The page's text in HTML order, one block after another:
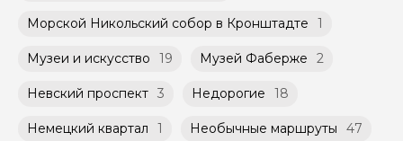
Морской Никольский собор в Кронштадте 1
Музеи и искусство 19 Музей Фаберже 2
Невский проспект 3 Недорогие 18
Немецкий квартал 1 Необычные маршруты 47